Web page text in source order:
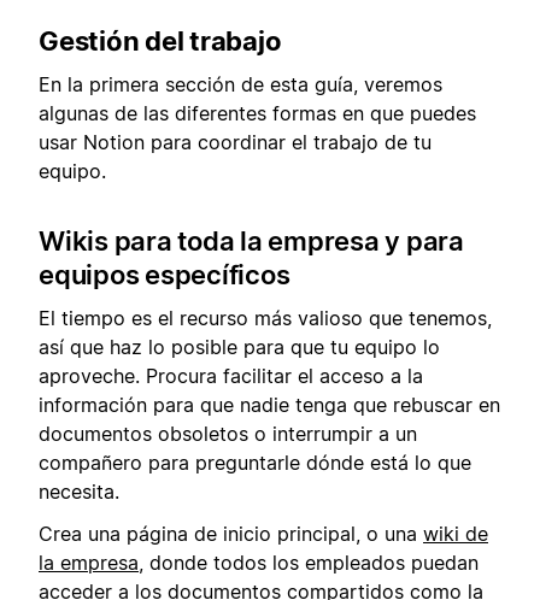
Gestión del trabajo
En la primera sección de esta guía, veremos
algunas de las diferentes formas en que puedes
usar Notion para coordinar el trabajo de tu
equipo.
Wikis para toda la empresa y para
equipos específicos
El tiempo es el recurso más valioso que tenemos,
así que haz lo posible para que tu equipo lo
aproveche. Procura facilitar el acceso a la
información para que nadie tenga que rebuscar en
documentos obsoletos o interrumpir a un
compañero para preguntarle dónde está lo que
necesita.
Crea una página de inicio principal, o una wiki de
la empresa , donde todos los empleados puedan
acceder a los documentos compartidos como la